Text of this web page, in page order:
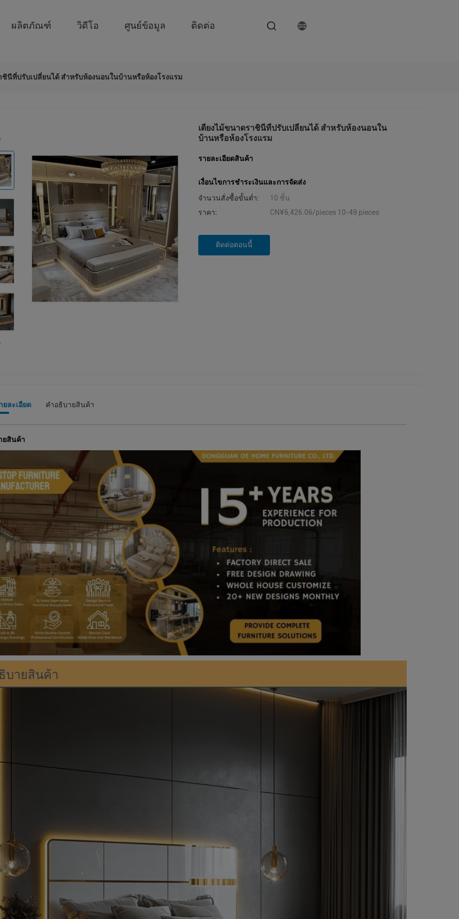
ผลิตภัณฑ์ วิดีโอ ศูนย์ข้อมูล ติดต่อ
ชินีที่ปรับเปลี่ยนได้ สําหรับห้องนอนในบ้านหรือห้องโรงแรม
เตียงไม้ขนาดราชินีที่ปรับเปลี่ยนได้ สําหรับห้องนอนใน
บ้านหรือห้องโรงแรม
รายละเอียดสินค้า
เงื่อนไขการชําระเงินและการจัดส่ง
จำนวนสั่งซื้อขั้นต่ำ:
10 ชิ้น
ราคา:
CN¥6,426.06/pieces 10-49 pieces
ติดต่อตอนนี้
ละเอียด คําอธิบายสินค้า
ยสินค้า
บายสินค้า